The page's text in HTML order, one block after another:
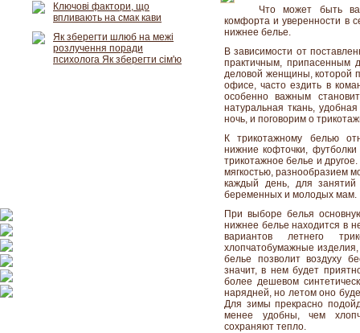
Что может быть
комфорта и уверенности в
нижнее белье.
В зависимости от
практичным, припасенным
деловой женщины, которой
офисе, часто ездить в
особенно важным
натуральная ткань,
ночь, и поговорим о
К трикотажному белью
нижние кофточки,
трикотажное белье и
мягкостью, разнообразием
каждый день, для
беременных и молодых мам.
При выборе белья
нижнее белье находится в
вариантов летнего
хлопчатобумажные
белье позволит воздуху
значит, в нем будет
более дешевом
нарядней, но летом оно
Для зимы прекрасно
менее удобны, чем
сохраняют тепло.
Ключові фактори, що
впливають на смак кави
Як зберегти шлюб на межі
розлучення поради
психолога Як зберегти сім'ю